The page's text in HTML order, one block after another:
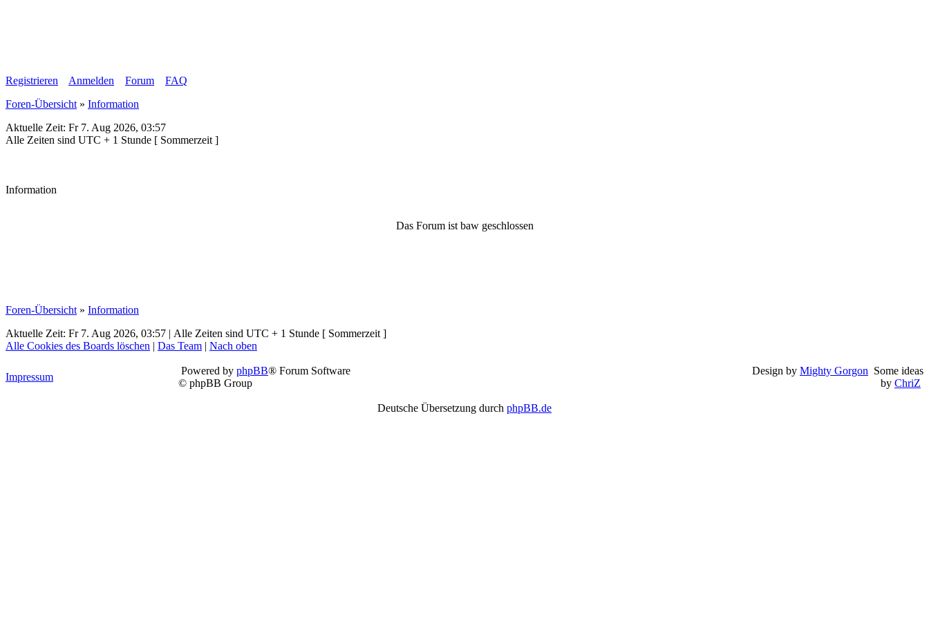
Registrieren Anmelden Forum
FAQ
Foren-Übersicht » Information
Aktuelle Zeit: Fr 7. Aug 2026, 03:57
Alle Zeiten sind UTC + 1 Stunde [ Sommerzeit ]
Information
Das Forum ist baw geschlossen
Foren-Übersicht » Information
Aktuelle Zeit: Fr 7. Aug 2026, 03:57 | Alle Zeiten sind UTC + 1 Stunde [ Sommerzeit ]
Alle Cookies des Boards löschen | Das Team | Nach oben
Impressum
Powered by phpBB® Forum Software
© phpBB Group
Design by Mighty Gorgon Some ideas
by ChriZ
Deutsche Übersetzung durch phpBB.de